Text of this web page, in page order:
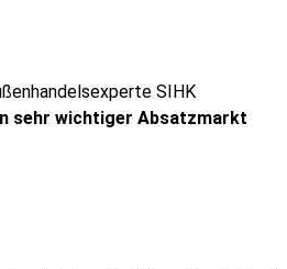
SIHK
sehr wichtiger Absatzmarkt